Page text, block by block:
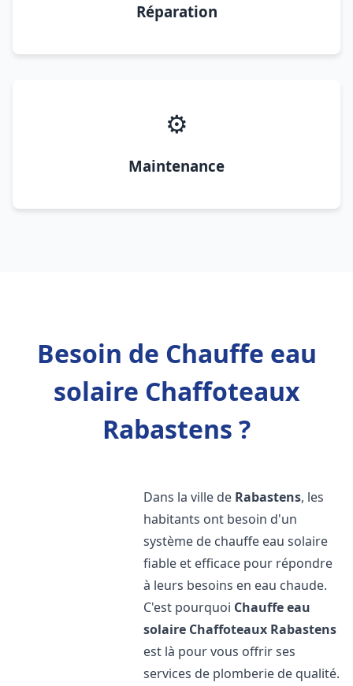
Réparation
⚙️
Maintenance
Besoin de Chauffe eau
solaire Chaffoteaux
Rabastens ?
Dans la ville de Rabastens, les
habitants ont besoin d'un
système de chauffe eau solaire
fiable et efficace pour répondre
à leurs besoins en eau chaude.
C'est pourquoi Chauffe eau
solaire Chaffoteaux Rabastens
est là pour vous offrir ses
services de plomberie de qualité.